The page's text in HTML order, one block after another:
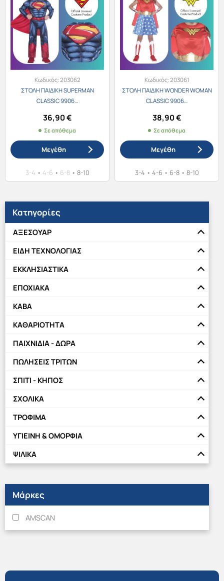
Κατηγορίες
ΑΞΕΣΟΥΑΡ
ΕΙΔΗ ΤΕΧΝΟΛΟΓΙΑΣ
ΕΚΚΛΗΣΙΑΣΤΙΚΑ
ΕΠΟΧΙΑΚΑ
ΚΑΒΑ
ΚΑΘΑΡΙΟΤΗΤΑ
ΠΑΙΧΝΙΔΙΑ - ΔΩΡΑ
ΠΩΛΗΣΕΙΣ ΤΡΙΤΩΝ
ΣΠΙΤΙ - ΚΗΠΟΣ
ΣΧΟΛΙΚΑ
ΤΡΟΦΙΜΑ
ΥΓΙΕΙΝΗ & ΟΜΟΡΦΙΑ
ΨΙΛΙΚΑ
Μάρκες
AMSCAN
πολλαπλές
παραλλαγές.
Οι
επιλογές
μπορούν
να
επιλεγούν
σελίδα
του
προϊόντος
πολλαπλές
παραλλαγές.
Οι
επιλογές
να
επιλεγούν
σελίδα
του
προϊόντος
Κωδικός:203062
ΣΤΟΛΗ ΠΑΙΔΙΚΗ SUPERMAN
CLASSIC 9906…
36,90€
Σε απόθεμα
Μεγέθη
3-4 • 4-6 • 6-8 • 8-10
Αυτό
προϊόν
έχει
Οι
επιλογές
στη
προϊόντος
Κωδικός:203061
ΣΤΟΛΗ ΠΑΙΔΙΚΗ WONDER WOMAN
CLASSIC 9906…
38,90€
Σε απόθεμα
Μεγέθη
3-4 • 4-6 • 6-8 • 8-10
Αυτό
προϊόν
πολλαπλές
επιλεγούν
προϊόντος